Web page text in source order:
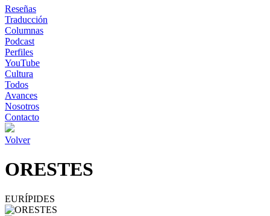
Reseñas
Traducción
Columnas
Podcast
Perfiles
YouTube
Cultura
Todos
Avances
Nosotros
Contacto
Volver
ORESTES
EURÍPIDES